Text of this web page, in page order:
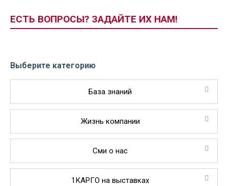
ЕСТЬ ВОПРОСЫ? ЗАДАЙТЕ ИХ НАМ!
Выберите категорию
База знаний
Жизнь компании
Сми о нас
1КАРГО на выставках